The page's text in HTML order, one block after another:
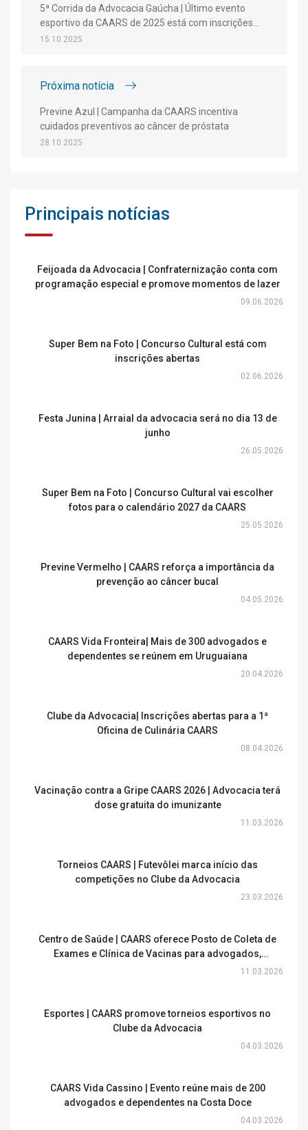
5ª Corrida da Advocacia Gaúcha | Último evento
esportivo da CAARS de 2025 está com inscrições
abertas
15.10.2025
Próxima notícia
Previne Azul | Campanha da CAARS incentiva
cuidados preventivos ao câncer de próstata
28.10.2025
Principais notícias
Feijoada da Advocacia | Confraternização conta com
programação especial e promove momentos de lazer
09.06.2026
Super Bem na Foto | Concurso Cultural está com
inscrições abertas
02.06.2026
Festa Junina | Arraial da advocacia será no dia 13 de
junho
26.05.2026
Super Bem na Foto | Concurso Cultural vai escolher
fotos para o calendário 2027 da CAARS
25.05.2026
Previne Vermelho | CAARS reforça a importância da
prevenção ao câncer bucal
04.05.2026
CAARS Vida Fronteira| Mais de 300 advogados e
dependentes se reúnem em Uruguaiana
20.04.2026
Clube da Advocacia| Inscrições abertas para a 1ª
Oficina de Culinária CAARS
08.04.2026
Vacinação contra a Gripe CAARS 2026 | Advocacia terá
dose gratuita do imunizante
11.03.2026
Torneios CAARS | Futevôlei marca início das
competições no Clube da Advocacia
23.03.2026
Centro de Saúde | CAARS oferece Posto de Coleta de
Exames e Clínica de Vacinas para advogados,
11.03.2026
Esportes | CAARS promove torneios esportivos no
Clube da Advocacia
04.03.2026
CAARS Vida Cassino | Evento reúne mais de 200
advogados e dependentes na Costa Doce
04.03.2026